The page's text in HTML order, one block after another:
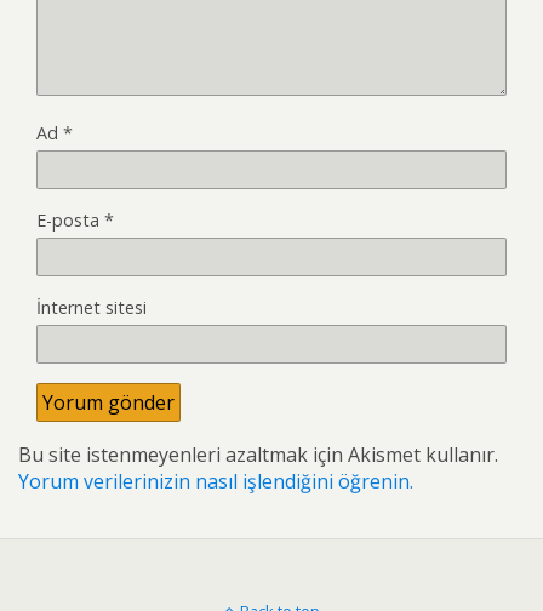
Ad *
E-posta *
İnternet sitesi
Bu site istenmeyenleri azaltmak için Akismet kullanır.
Yorum verilerinizin nasıl işlendiğini öğrenin.